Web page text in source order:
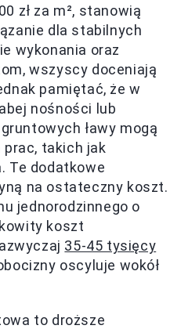
zł za m², stanowią
dla stabilnych
wykonania oraz
wszyscy doceniają
pamiętać, że w
nośności lub
ławy mogą
takich jak
Te dodatkowe
na ostateczny koszt.
jednorodzinnego o
koszt
35-45 tysięcy
oscyluje wokół
to droższe